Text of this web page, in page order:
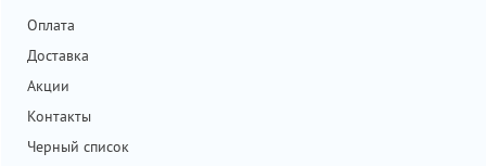
Оплата
Доставка
Акции
Контакты
Черный список